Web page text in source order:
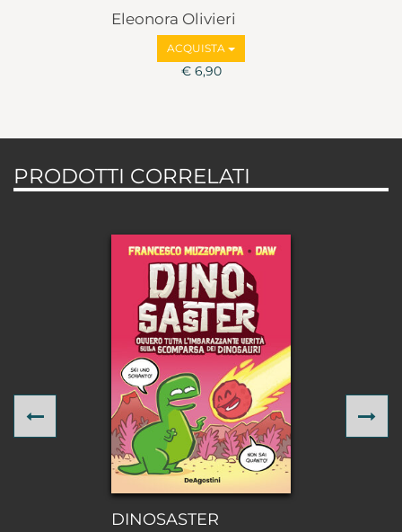
Eleonora Olivieri
ACQUISTA
€ 6,90
PRODOTTI CORRELATI
DINOSASTER
Previous